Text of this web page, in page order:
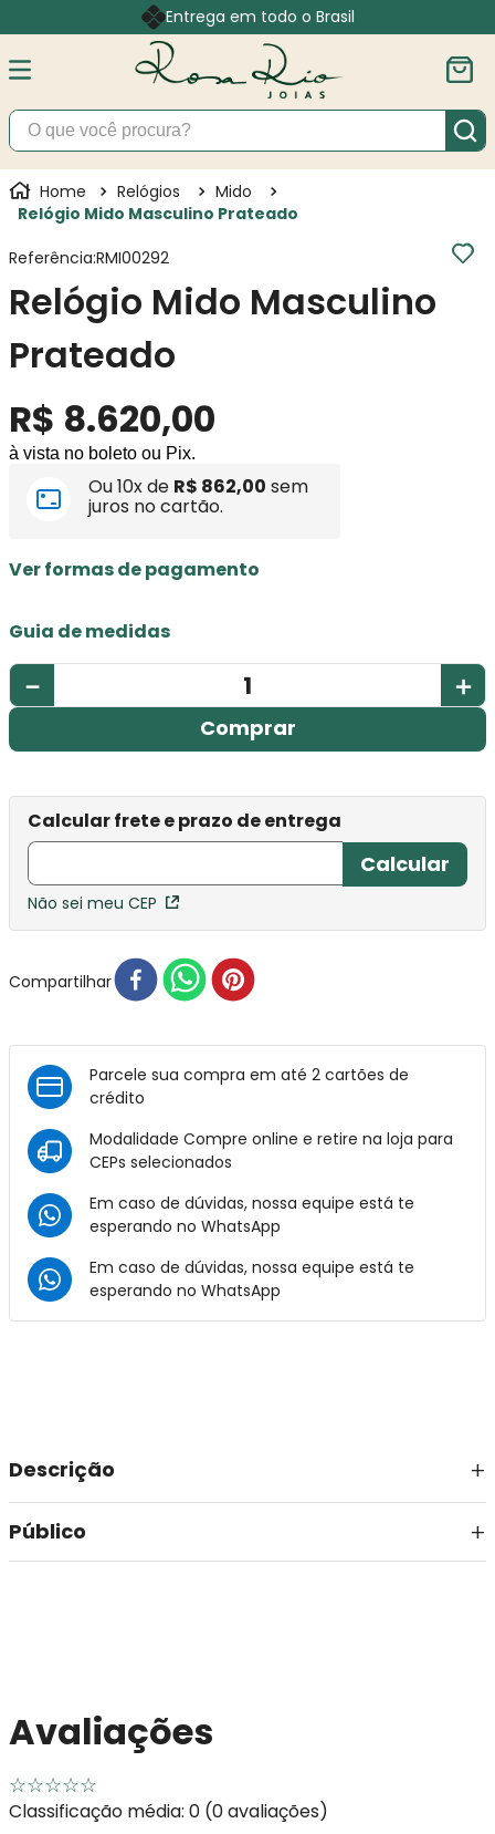
Entrega em todo o Brasil
O que você procura?
Relógios
Mido
Relógio Mido Masculino Prateado
Referência:RMI00292
Relógio Mido Masculino
Prateado
R$ 8.620,00
à vista no boleto ou Pix.
Ou10x de R$ 862,00 sem
juros no cartão.
Ver formas de pagamento
Guia de medidas
＋
－
Comprar
Não sei meu CEP
Compartilhar
Parcele sua compra em até 2 cartões de
crédito
Modalidade Compre online e retire na loja para
CEPs selecionados
Em caso de dúvidas, nossa equipe está te
esperando no WhatsApp
Em caso de dúvidas, nossa equipe está te
esperando no WhatsApp
Descrição
Público
Avaliações
☆☆☆☆☆
Classificação média: 0 (0 avaliações)